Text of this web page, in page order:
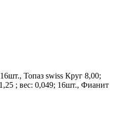
Топаз swiss Круг 8,00;
; вес: 0,049; 16шт., Фианит